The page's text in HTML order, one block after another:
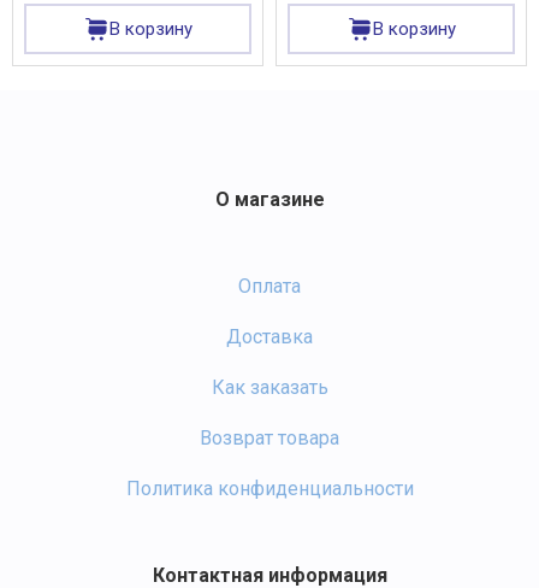
В корзину В корзину
О магазине
Оплата
Доставка
Как заказать
Возврат товара
Политика конфиденциальности
Контактная информация